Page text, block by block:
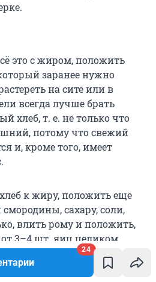
24
это с жиром, положить
заранее нужно
на сите или в
всегда лучше брать
хлеб, т. е. не только что
потому что свежий
и, кроме того, имеет
к жиру, положить еще
сахару, соли,
влить рому и положить,
3–4 шт. яиц целиком.
яиц очень
яйца бывают крупнее,